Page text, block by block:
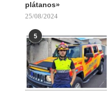
plátanos»
25/08/2024
5